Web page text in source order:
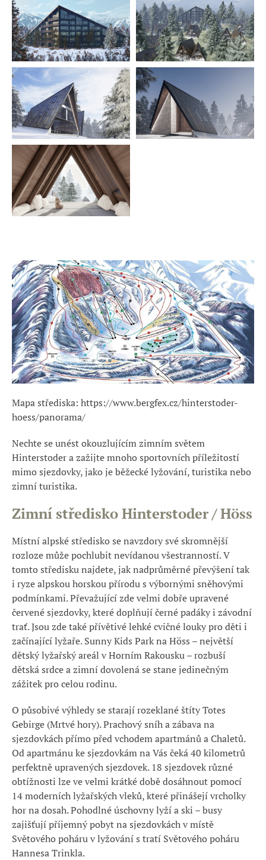
Mapa střediska: https://www.bergfex.cz/hinterstoder-
hoess/panorama/
Nechte se unést okouzlujícím zimním světem
Hinterstoder a zažijte mnoho sportovních příležitostí
mimo sjezdovky, jako je běžecké lyžování, turistika nebo
zimní turistika.
Zimní střediskoHinterstoder / Höss
Místní alpské středisko se navzdory své skromnější
rozloze může pochlubit nevídanou všestranností. V
tomto středisku najdete, jak nadprůměrné převýšení tak
i ryze alpskou horskou přírodu s výbornými sněhovými
podmínkami. Převažující zde velmi dobře upravené
červené sjezdovky, které doplňují černé padáky i závodní
trať. Jsou zde také přívětivé lehké cvičné louky pro děti i
začínající lyžaře. Sunny Kids Park na Höss – největší
dětský lyžařský areál v Horním Rakousku – rozbuší
dětská srdce a zimní dovolená se stane jedinečným
zážitek pro celou rodinu.
O působivé výhledy se starají rozeklané štíty Totes
Gebirge (Mrtvé hory). Prachový sníh a zábava na
sjezdovkách přímo před vchodem apartmánů a Chaletů.
Od apartmánu ke sjezdovkám na Vás čeká 40 kilometrů
perfektně upravených sjezdovek. 18 sjezdovek různé
obtížnosti lze ve velmi krátké době dosáhnout pomocí
14 moderních lyžařských vleků, které přinášejí vrcholky
hor na dosah. Pohodlné úschovny lyží a ski – busy
zajišťují příjemný pobyt na sjezdovkách v místě
Světového poháru v lyžování s tratí Světového poháru
Hannesa Trinkla.